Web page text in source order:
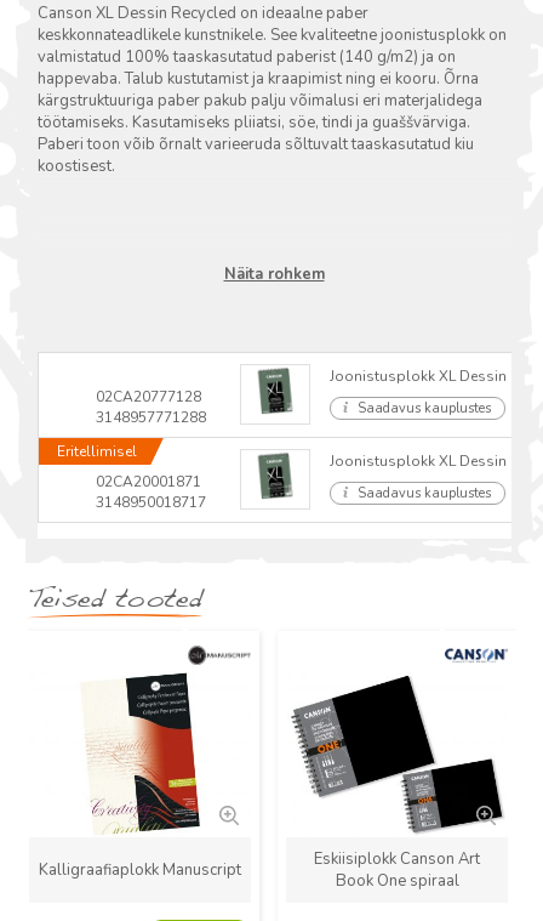
Canson XL Dessin Recycled on ideaalne paber
keskkonnateadlikele kunstnikele. See kvaliteetne joonistusplokk on
valmistatud 100% taaskasutatud paberist (140 g/m2) ja on
happevaba. Talub kustutamist ja kraapimist ning ei kooru. Õrna
kärgstruktuuriga paber pakub palju võimalusi eri materjalidega
töötamiseks. Kasutamiseks pliiatsi, söe, tindi ja guaššvärviga.
Paberi toon võib õrnalt varieeruda sõltuvalt taaskasutatud kiu
koostisest.
Näita rohkem
02CA20777128
3148957771288
Joonistusplokk XL Dessin
Saadavus kauplustes
Eritellimisel
02CA20001871
3148950018717
Joonistusplokk XL Dessin
Saadavus kauplustes
Teised tooted
Kalligraafiaplokk Manuscript
Eskiisiplokk Canson Art
Book One spiraal